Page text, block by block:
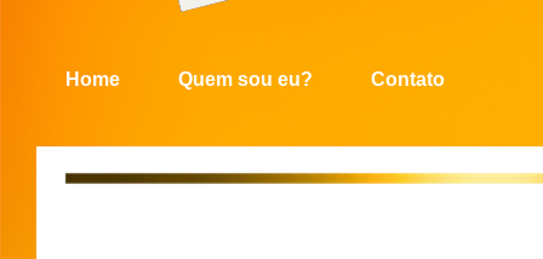
Home Quem sou eu? Contato